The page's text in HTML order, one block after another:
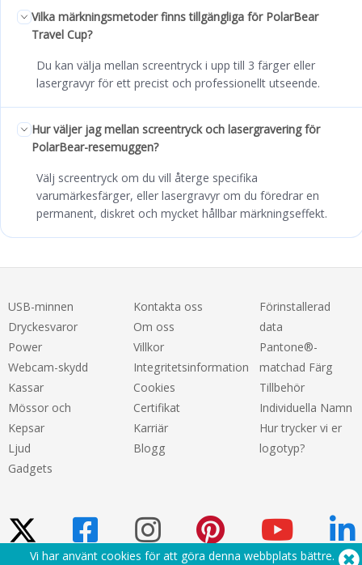
Vilka märkningsmetoder finns tillgängliga för PolarBear
Travel Cup?
Du kan välja mellan screentryck i upp till 3 färger eller
lasergravyr för ett precist och professionellt utseende.
Hur väljer jag mellan screentryck och lasergravering för
PolarBear-resemuggen?
Välj screentryck om du vill återge specifika
varumärkesfärger, eller lasergravyr om du föredrar en
permanent, diskret och mycket hållbar märkningseffekt.
USB-minnen
Dryckesvaror
Power
Webcam-skydd
Kassar
Mössor och
Kepsar
Ljud
Gadgets
Kontakta oss
Om oss
Villkor
Integritetsinformation
Cookies
Certifikat
Karriär
Blogg
Förinstallerad
data
Pantone®-
matchad Färg
Tillbehör
Individuella Namn
Hur trycker vi er
logotyp?
Vi har använt cookies för att göra denna webbplats bättre.